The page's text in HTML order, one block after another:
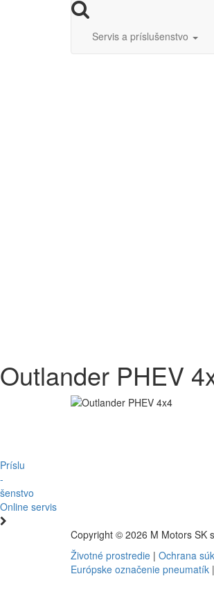
Servis a príslušenstvo
Outlander PHEV
Príslu
-
šenstvo
Online servis
Copyright © 2026 M Motors SK
Životné prostredie | Ochrana
Európske označenie pneumatík |